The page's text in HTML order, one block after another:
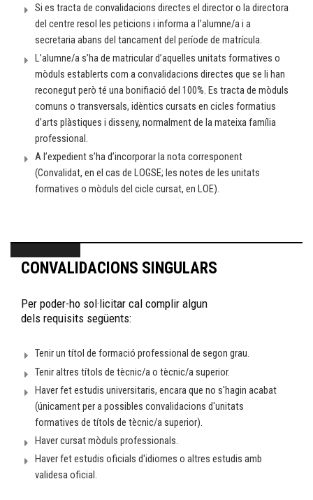
Si es tracta de convalidacions directes el director o la directora
del centre resol les peticions i informa a l’alumne/a i a
secretaria abans del tancament del període de matrícula.
L’alumne/a s’ha de matricular d’aquelles unitats formatives o
mòduls establerts com a convalidacions directes que se li han
reconegut però té una bonifiació del 100%. Es tracta de mòduls
comuns o transversals, idèntics cursats en cicles formatius
d’arts plàstiques i disseny, normalment de la mateixa família
professional.
A l’expedient s’ha d’incorporar la nota corresponent
(Convalidat, en el cas de LOGSE; les notes de les unitats
formatives o mòduls del cicle cursat, en LOE).
CONVALIDACIONS SINGULARS
Per poder-ho sol·licitar cal complir algun
dels requisits següents:
Tenir un títol de formació professional de segon grau.
Tenir altres títols de tècnic/a o tècnic/a superior.
Haver fet estudis universitaris, encara que no s'hagin acabat
(únicament per a possibles convalidacions d'unitats
formatives de títols de tècnic/a superior).
Haver cursat mòduls professionals.
Haver fet estudis oficials d'idiomes o altres estudis amb
validesa oficial.